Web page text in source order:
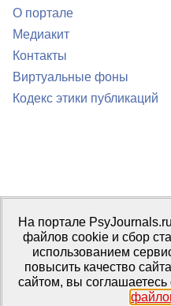
О портале
Медиакит
Контакты
Виртуальные фоны
Кодекс этики публикаций
Портал психологических
Правила использования
Свидетельство регистрации
2016 г.
Издатель: ФГБОУ ВО МГППУ
На портале
файлов cookie и сбор
использованием
повысить качество
сайтом, вы соглашаетесь